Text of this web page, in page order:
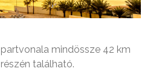
mindössze 42 km
található.